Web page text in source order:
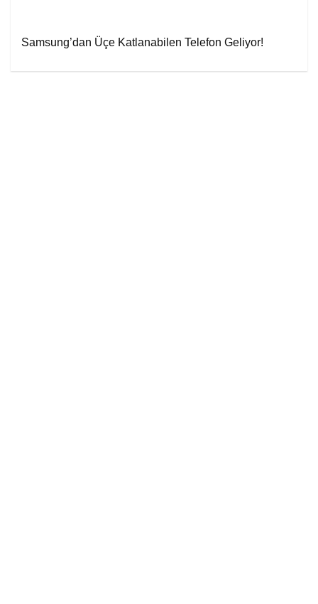
Samsung’dan Üçe Katlanabilen Telefon Geliyor!